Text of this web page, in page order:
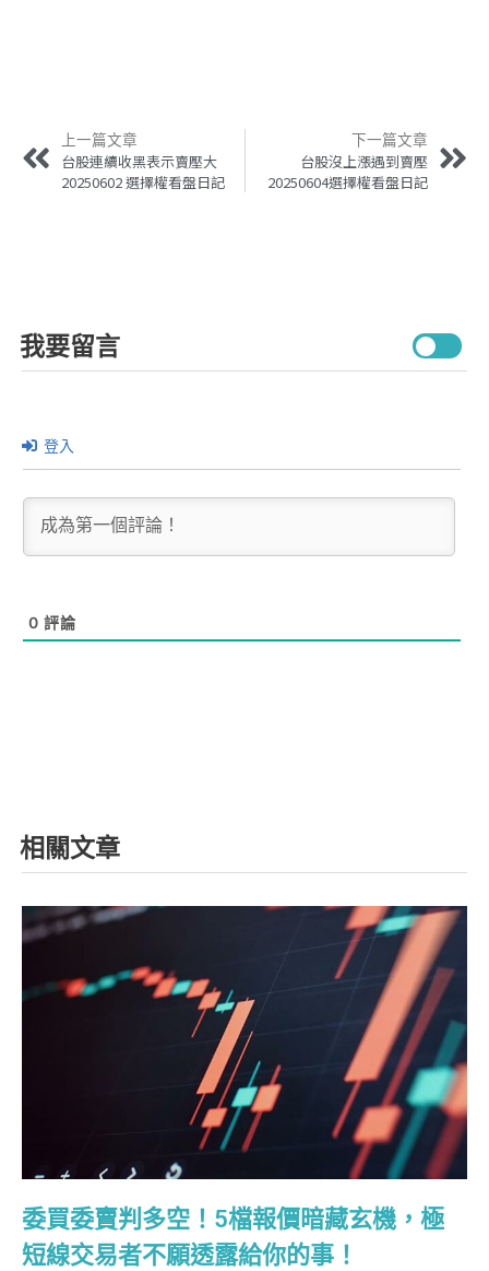
上一篇文章
台股連續收黑表示賣壓大
20250602 選擇權看盤日記
下一篇文章
台股沒上漲遇到賣壓
20250604選擇權看盤日記
我要留言
登入
0 評論
相關文章
委買委賣判多空！5檔報價暗藏玄機，極
短線交易者不願透露給你的事！